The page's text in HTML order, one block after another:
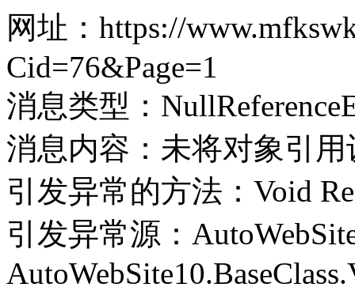
网址：https://
Cid=76&Page=1
消息类型：
消息内容：未将对象引
引发异常的方法：Void
引发异常源：